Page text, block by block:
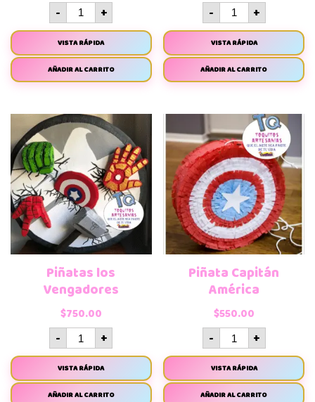
- +
VISTA RÁPIDA
AÑADIR AL CARRITO
- +
VISTA RÁPIDA
AÑADIR AL CARRITO
Piñatas los
Vengadores
$750.00
- +
VISTA RÁPIDA
AÑADIR AL CARRITO
Piñata Capitán
América
$550.00
- +
VISTA RÁPIDA
AÑADIR AL CARRITO